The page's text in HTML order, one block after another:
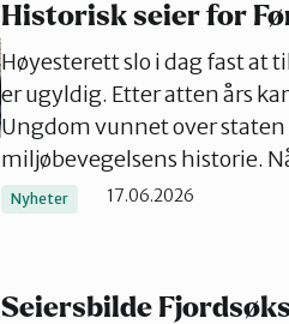
Historisk seier for
Høyesterett slo i dag fast at
er ugyldig. Etter atten års
Ungdom vunnet over staten
miljøbevegelsens historie.
Nyheter 17.06.2026
Seiersbilde